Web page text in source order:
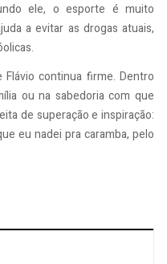
ele, o esporte é muito
a evitar as drogas atuais,
continua firme. Dentro
ou na sabedoria com que
de superação e inspiração:
eu nadei pra caramba, pelo